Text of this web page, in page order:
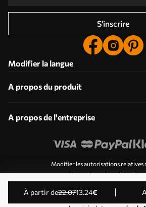
à partir de22.0713.24€
S'inscrire
Modifier la langue
A propos du produit
A propos de l'entreprise
Modifier les autorisations relatives
Paramètres de notification
© 2011-2026 Uwalls . Tous droits
KLW Sp. z o.o. Numéro de TVA :